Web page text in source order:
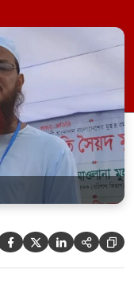
জন্য
গিয়ে যদি
ও ব্যভিচার
[…]
    